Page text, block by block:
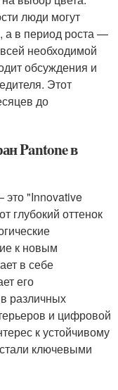
люди могут
а в период роста —
необходимой
обсуждения и
Этот
до
Pantone в
это "Innovative
глубокий оттенок
к новым
в себе
его
различных
и цифровой
к устойчивому
ключевыми